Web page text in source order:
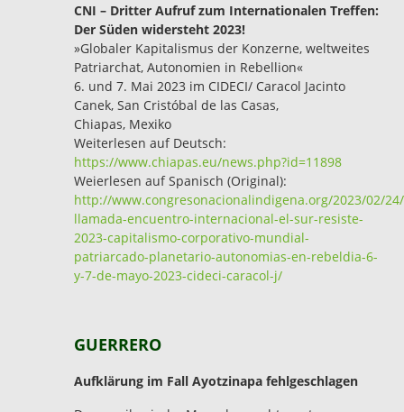
CNI – Dritter Aufruf zum Internationalen Treffen:
Der Süden widersteht 2023!
»Globaler Kapitalismus der Konzerne, weltweites
Patriarchat, Autonomien in Rebellion«
6. und 7. Mai 2023 im CIDECI/ Caracol Jacinto
Canek, San Cristóbal de las Casas,
Chiapas, Mexiko
Weiterlesen auf Deutsch:
https://www.chiapas.eu/news.php?id=11898
Weierlesen auf Spanisch (Original):
http://www.congresonacionalindigena.org/2023/02/
llamada-encuentro-internacional-el-sur-resiste-
2023-capitalismo-corporativo-mundial-
patriarcado-planetario-autonomias-en-rebeldia-6-
y-7-de-mayo-2023-cideci-caracol-j/
GUERRERO
Aufklärung im Fall Ayotzinapa fehlgeschlagen